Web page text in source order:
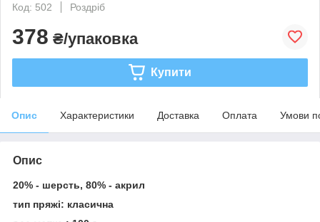
Код: 502
Роздріб
378 ₴/упаковка
Купити
Опис Характеристики Доставка Оплата Умови
Опис
20% - шерсть, 80% - акрил
тип пряжі: класична